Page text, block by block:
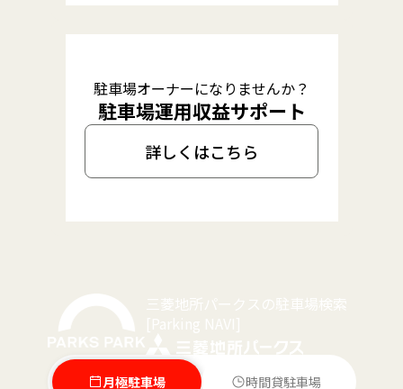
駐車場オーナーになりませんか？
駐車場運用収益サポート
詳しくはこちら
月極駐車場
時間貸駐車場